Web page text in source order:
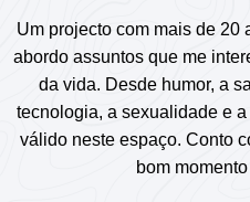
Um projecto com mais de 20
abordo assuntos que me
da vida. Desde humor, a
tecnologia, a sexualidade e
válido neste espaço. Conto
bom